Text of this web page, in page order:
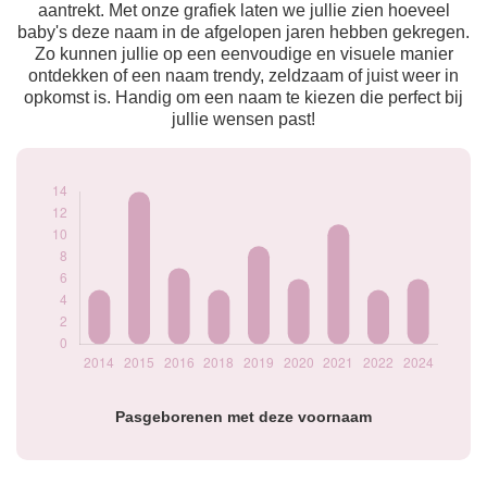
aantrekt. Met onze grafiek laten we jullie zien hoeveel
baby's deze naam in de afgelopen jaren hebben gekregen.
Zo kunnen jullie op een eenvoudige en visuele manier
ontdekken of een naam trendy, zeldzaam of juist weer in
opkomst is. Handig om een naam te kiezen die perfect bij
jullie wensen past!
Pasgeborenen met deze voornaam
prénom Elinor par
année
2018
5
2019
9
2020
6
2021
11
2022
5